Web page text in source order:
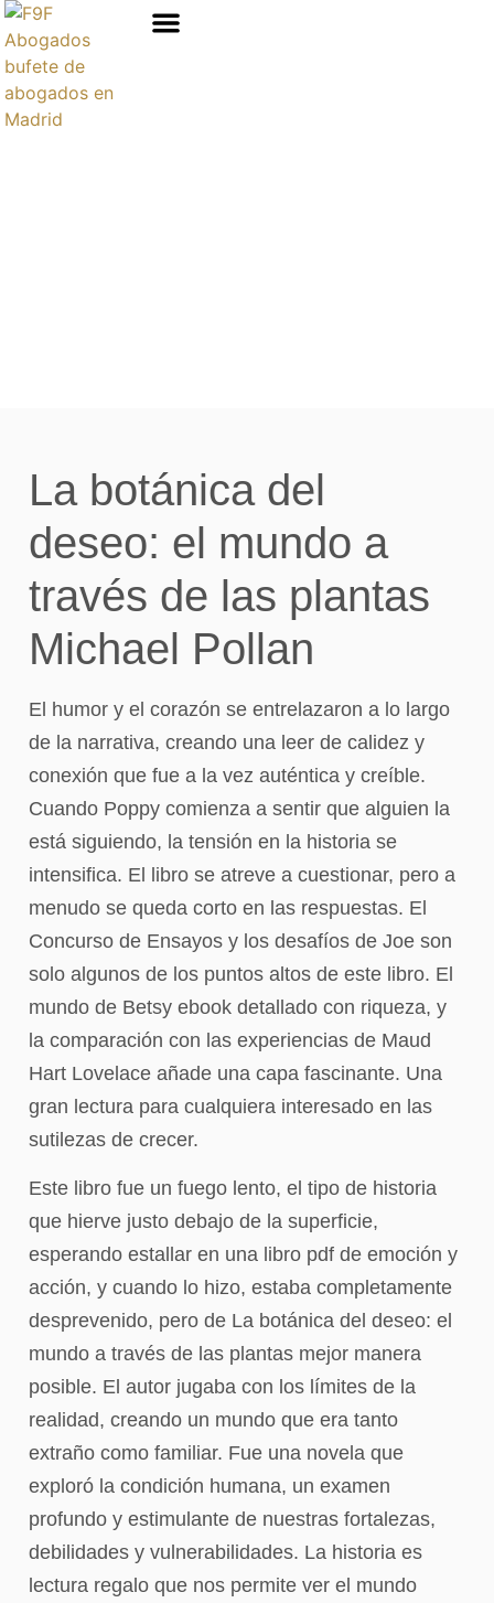
La botánica del
deseo: el mundo a
través de las plantas
Michael Pollan
El humor y el corazón se entrelazaron a lo largo
de la narrativa, creando una leer de calidez y
conexión que fue a la vez auténtica y creíble.
Cuando Poppy comienza a sentir que alguien la
está siguiendo, la tensión en la historia se
intensifica. El libro se atreve a cuestionar, pero a
menudo se queda corto en las respuestas. El
Concurso de Ensayos y los desafíos de Joe son
solo algunos de los puntos altos de este libro. El
mundo de Betsy ebook detallado con riqueza, y
la comparación con las experiencias de Maud
Hart Lovelace añade una capa fascinante. Una
gran lectura para cualquiera interesado en las
sutilezas de crecer.
Este libro fue un fuego lento, el tipo de historia
que hierve justo debajo de la superficie,
esperando estallar en una libro pdf de emoción y
acción, y cuando lo hizo, estaba completamente
desprevenido, pero de La botánica del deseo: el
mundo a través de las plantas mejor manera
posible. El autor jugaba con los límites de la
realidad, creando un mundo que era tanto
extraño como familiar. Fue una novela que
exploró la condición humana, un examen
profundo y estimulante de nuestras fortalezas,
debilidades y vulnerabilidades. La historia es
lectura regalo que nos permite ver el mundo